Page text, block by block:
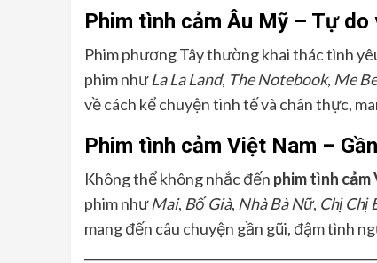
Phim tình cảm Âu Mỹ – Tự
Phim phương Tây thường khai thác tình
phim nhưLa La Land, The Notebook, Me
về cách kể chuyện tinh tế và chân thực,
Phim tình cảm Việt Nam –
Không thể không nhắc đến phim tình cảm
phim nhưMai, Bố Già, Nhà Bà Nữ, Chị Chị
mang đến câu chuyện gần gũi, đậm tình